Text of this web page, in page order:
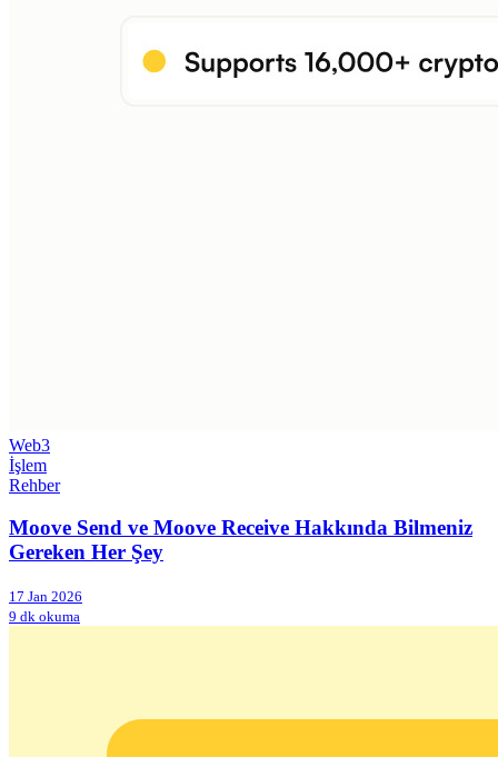
Web3
İşlem
Rehber
Moove Send ve Moove Receive Hakkında Bilmeniz
Gereken Her Şey
17 Jan 2026
9 dk okuma